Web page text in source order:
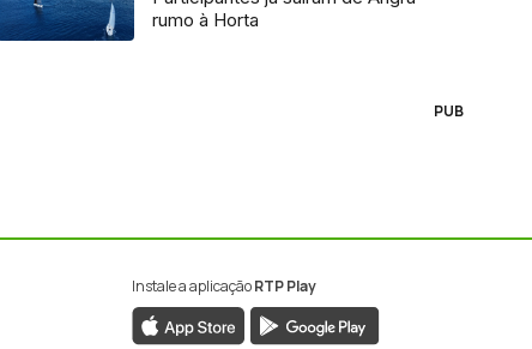
rumo à Horta
PUB
Instale a aplicaçãoRTP Play